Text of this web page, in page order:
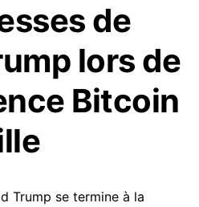
de
lors de
Bitcoin
Trump se termine à la